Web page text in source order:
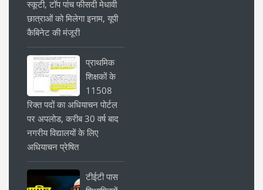
स्कूटी, टॉप पांच फीसदी मेधावी
छात्राओं को मिलेगा इनाम, यूपी
कैबिनेट की मंजूरी
प्राथमिक
शिक्षकों के
11508
रिक्त पदों का अधियाचन पोर्टल
पर अपलोड, करीब 30 वर्ष बाद
नगरीय विद्यालयों के लिए
अधियाचन प्रेषित
टीईटी पास